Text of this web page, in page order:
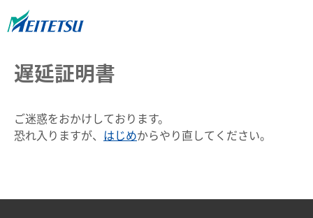
遅延証明書
ご迷惑をおかけしております。
恐れ入りますが、 はじめからやり直してください。